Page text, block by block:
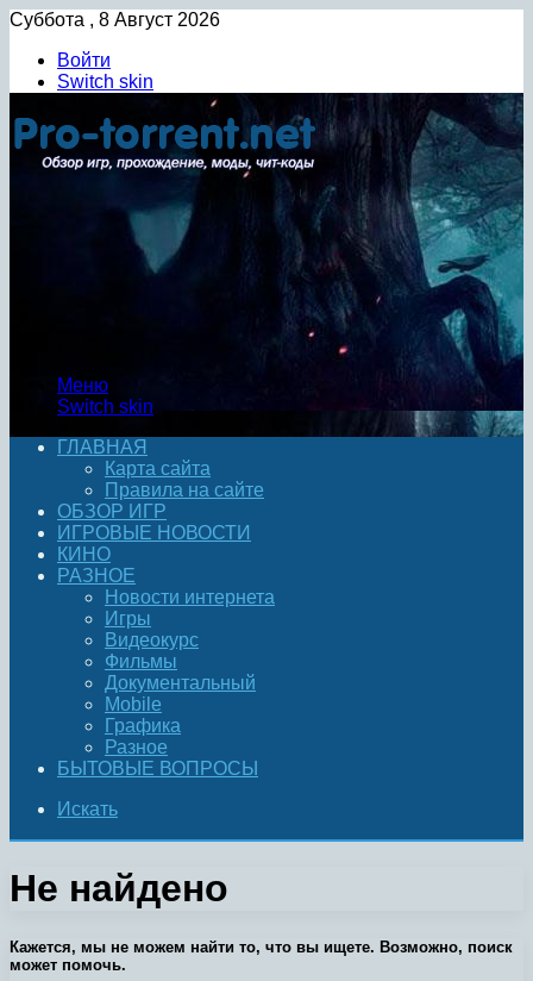
Суббота , 8 Август 2026
Войти
Switch skin
Меню
Switch skin
ГЛАВНАЯ
Карта сайта
Правила на сайте
ОБЗОР ИГР
ИГРОВЫЕ НОВОСТИ
КИНО
РАЗНОЕ
Новости интернета
Игры
Видеокурс
Фильмы
Документальный
Mobile
Графика
Разное
БЫТОВЫЕ ВОПРОСЫ
Искать
Не найдено
Кажется, мы не можем найти то, что вы ищете. Возможно, поиск
может помочь.